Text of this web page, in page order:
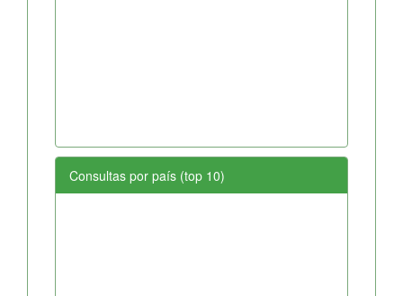
Consultas por país (top 10)